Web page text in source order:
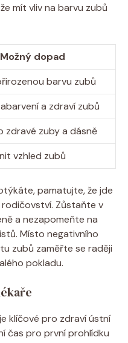
mít vliv na barvu zubů
Možný dopad
barvu zubů
a zdraví zubů
zdravé zuby a dásně
vzhled zubů
pamatujte, že jde
Zůstaňte v
a nezapomeňte na
Místo negativního
zubů zaměřte se raději
pokladu.
klíčové pro zdraví ústní
čas pro první prohlídku